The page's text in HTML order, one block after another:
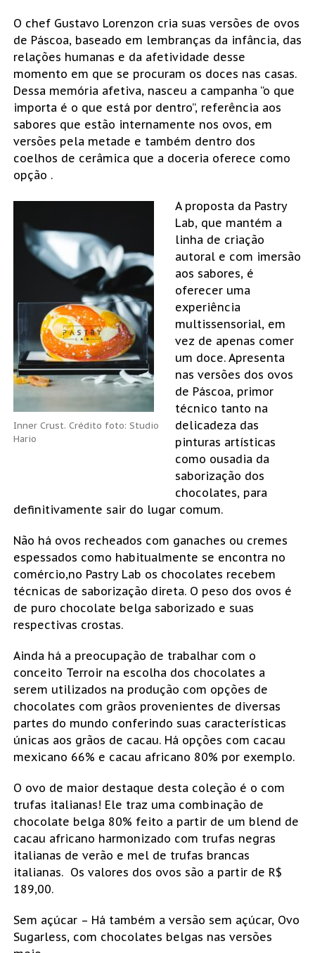
O chef Gustavo Lorenzon cria suas versões de ovos
de Páscoa, baseado em lembranças da infância, das
relações humanas e da afetividade desse
momento em que se procuram os doces nas casas.
Dessa memória afetiva, nasceu a campanha “o que
importa é o que está por dentro”, referência aos
sabores que estão internamente nos ovos, em
versões pela metade e também dentro dos
coelhos de cerâmica que a doceria oferece como
opção .
Inner Crust. Crédito foto: Studio
Hario
A proposta da Pastry
Lab, que mantém a
linha de criação
autoral e com imersão
aos sabores, é
oferecer uma
experiência
multissensorial, em
vez de apenas comer
um doce. Apresenta
nas versões dos ovos
de Páscoa, primor
técnico tanto na
delicadeza das
pinturas artísticas
como ousadia da
saborização dos
chocolates, para
definitivamente sair do lugar comum.
Não há ovos recheados com ganaches ou cremes
espessados como habitualmente se encontra no
comércio,no Pastry Lab os chocolates recebem
técnicas de saborização direta. O peso dos ovos é
de puro chocolate belga saborizado e suas
respectivas crostas.
Ainda há a preocupação de trabalhar com o
conceito Terroir na escolha dos chocolates a
serem utilizados na produção com opções de
chocolates com grãos provenientes de diversas
partes do mundo conferindo suas características
únicas aos grãos de cacau. Há opções com cacau
mexicano 66% e cacau africano 80% por exemplo.
O ovo de maior destaque desta coleção é o com
trufas italianas! Ele traz uma combinação de
chocolate belga 80% feito a partir de um blend de
cacau africano harmonizado com trufas negras
italianas de verão e mel de trufas brancas
italianas. Os valores dos ovos são a partir de R$
189,00.
Sem açúcar – Há também a versão sem açúcar, Ovo
Sugarless, com chocolates belgas nas versões